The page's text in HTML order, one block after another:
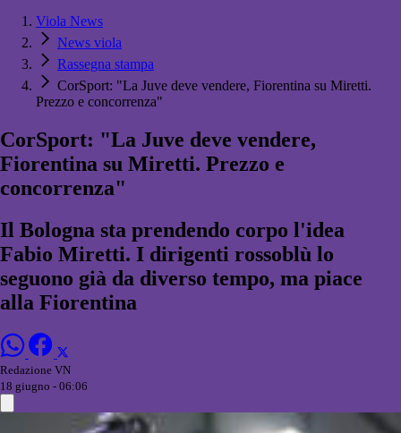
Viola News
News viola
Rassegna stampa
CorSport: "La Juve deve vendere, Fiorentina su Miretti.
Prezzo e concorrenza"
CorSport: "La Juve deve vendere,
Fiorentina su Miretti. Prezzo e
concorrenza"
Il Bologna sta prendendo corpo l'idea
Fabio Miretti. I dirigenti rossoblù lo
seguono già da diverso tempo, ma piace
alla Fiorentina
Redazione VN
18 giugno - 06:06